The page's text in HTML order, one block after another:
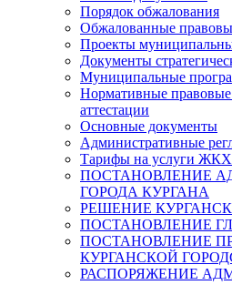
Порядок обжалования
Обжалованные
Проекты
Документы
Муниципальные
Нормативные
аттестации
Основные документы
Административные
Тарифы на услуги ЖКХ
ПОСТАНОВЛЕНИЕ
ГОРОДА КУРГАНА
РЕШЕНИЕ
ПОСТАНОВЛЕНИЕ
ПОСТАНОВЛЕНИЕ
КУРГАНСКОЙ
РАСПОРЯЖЕНИЕ